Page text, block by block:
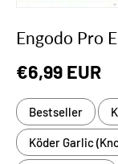
Engodo Pro
Normaler
€6,99 EUR
Bestseller
Köder Garlic